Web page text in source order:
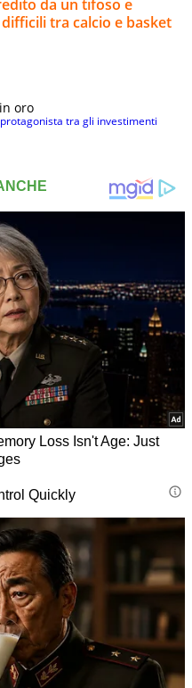
da un tifoso e
tra calcio e basket
oro
protagonista tra gli investimenti